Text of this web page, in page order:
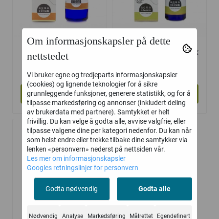
Aqua Oleum
Kjøp
Rosmarin - eterisk
Kjøp
Om informasjonskapsler på dette
nettstedet
Vi bruker egne og tredjeparts informasjonskapsler
(cookies) og lignende teknologier for å sikre
grunnleggende funksjoner, generere statistikk, og for å
tilpasse markedsføring og annonser (inkludert deling
av brukerdata med partnere). Samtykket er helt
frivillig. Du kan velge å godta alle, avvise valgfrie, eller
tilpasse valgene dine per kategori nedenfor. Du kan når
som helst endre eller trekke tilbake dine samtykker via
lenken «personvern» nederst på nettsiden vår.
Les mer om informasjonskapsler
Googles retningslinjer for personvern
Godta nødvendig Godta alle
Nødvendig Analyse Markedsføring Målrettet Egendefinert